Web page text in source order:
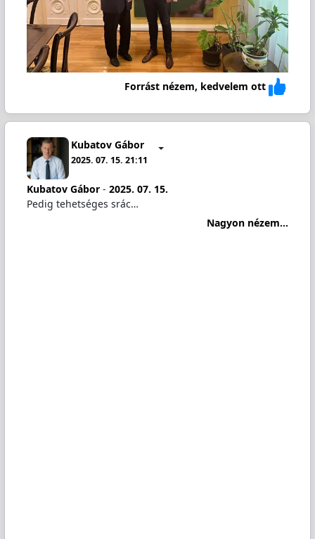
Forrást nézem, kedvelem ott
Kubatov Gábor
2025. 07. 15. 21:11
Kubatov Gábor- 2025. 07. 15.
Pedig tehetséges srác…
Nagyon nézem...